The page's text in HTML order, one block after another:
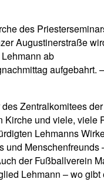
des
Augustinerstraße
ab
aufgebahrt.
Zentralkomitees
Kirche und viele, viele
Lehmanns
und Menschenfreunds
der Fußballverein
Lehmann – wo gibt